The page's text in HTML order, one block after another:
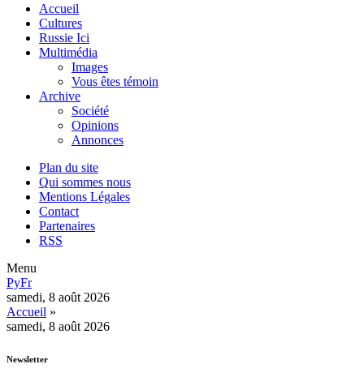
Accueil
Cultures
Russie Ici
Multimédia
Images
Vous êtes témoin
Archive
Société
Opinions
Annonces
Plan du site
Qui sommes nous
Mentions Légales
Contact
Partenaires
RSS
Menu
РуFr
samedi, 8 août 2026
Accueil »
samedi, 8 août 2026
Newsletter